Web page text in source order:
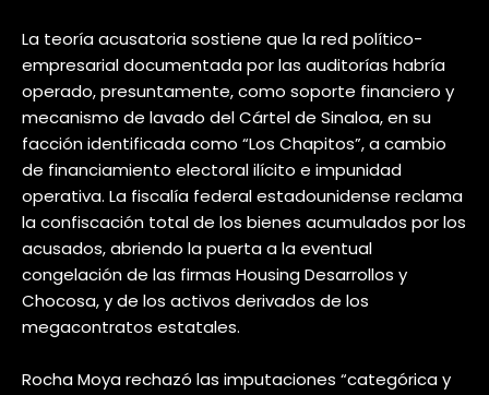
La teoría acusatoria sostiene que la red político-
empresarial documentada por las auditorías habría
operado, presuntamente, como soporte financiero y
mecanismo de lavado del Cártel de Sinaloa, en su
facción identificada como “Los Chapitos”, a cambio
de financiamiento electoral ilícito e impunidad
operativa. La fiscalía federal estadounidense reclama
la confiscación total de los bienes acumulados por los
acusados, abriendo la puerta a la eventual
congelación de las firmas Housing Desarrollos y
Chocosa, y de los activos derivados de los
megacontratos estatales.
Rocha Moya rechazó las imputaciones “categórica y